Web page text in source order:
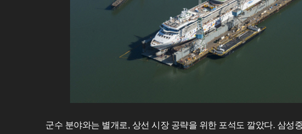
군수 분야와는 별개로, 상선 시장 공략을 위한 포석도 깔았다. 삼성